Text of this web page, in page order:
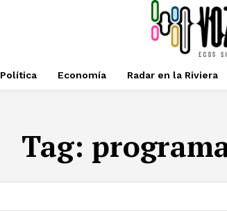
Política Economía Radar en la Riviera
Tag: